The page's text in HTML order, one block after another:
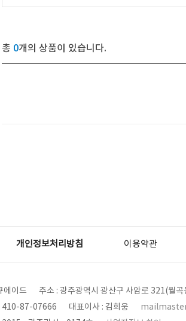
총 0개의 상품이 있습니다.
개인정보처리방침 이용약관
에이드 주소 : 광주광역시 광산구 사암로 321(월곡
410-87-07666
대표이사 : 김희웅